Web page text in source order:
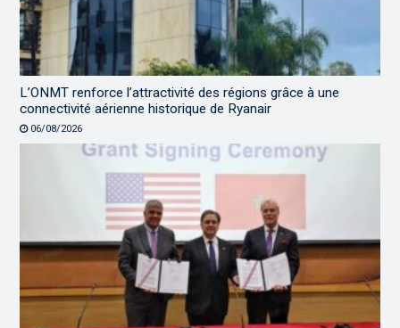
L’ONMT renforce l’attractivité des régions grâce à une
connectivité aérienne historique de Ryanair
06/08/2026